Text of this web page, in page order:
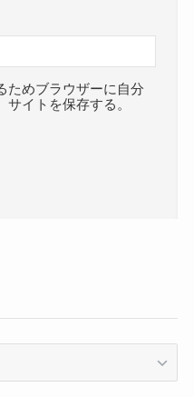
ためブラウザーに自分
イトを保存する。